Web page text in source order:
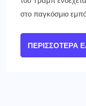
στο παγκόσμιο
ΠΕΡΙΣΣΌΤΕΡΑ